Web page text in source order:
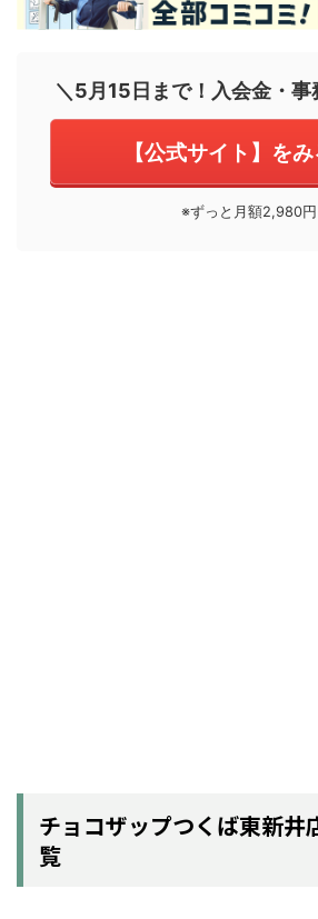
＼5月15日まで！入会金・事
【公式サイト】を
※ずっと月額2,980円
チョコザップつくば東新井
覧